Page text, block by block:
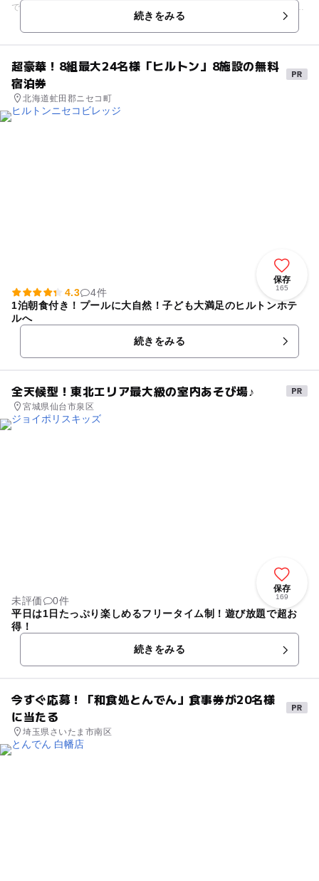
です。初夏から秋にかけてさまざまなフルーツが栽培されており、時期に
よってぶどうや、ナシ、プルーンもありますよ。 収穫時期は8月上旬頃か
ら10月下旬予定なので、公式サイトなどで確認してお出かけしてください
続きをみる
超豪華！8組最大24名様「ヒルトン」8施設の無料
宿泊券
北海道虻田郡ニセコ町
保存
165
4.3
4件
1泊朝食付き！プールに大自然！子ども大満足のヒルトンホテ
ルへ
続きをみる
全天候型！東北エリア最大級の室内あそび場♪
宮城県仙台市泉区
保存
169
未評価
0件
平日は1日たっぷり楽しめるフリータイム制！遊び放題で超お
得！
続きをみる
今すぐ応募！「和食処とんでん」食事券が20名様
に当たる
埼玉県さいたま市南区